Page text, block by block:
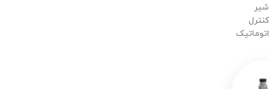
شیر
کنترل
اتوماتیک